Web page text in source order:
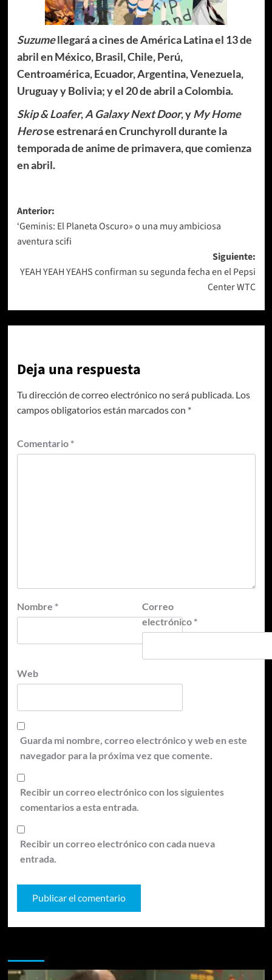
Suzumellegará a cines de América Latina el 13 de
abril en México, Brasil, Chile, Perú,
Centroamérica, Ecuador, Argentina, Venezuela,
Uruguay y Bolivia; y el 20 de abril a Colombia.
Skip & Loafer,A Galaxy Next Door, yMy Home
Herose estrenará en Crunchyroll durante la
temporada de anime de primavera, que comienza
en abril.
Navegación
de
entradas
Anterior:
‘Geminis: El Planeta Oscuro» o una muy ambiciosa
aventura scifi
Siguiente:
YEAH YEAH YEAHS confirman su segunda fecha en el Pepsi
Center WTC
Deja una respuesta
Tu dirección de correo electrónico no será publicada. Los
campos obligatorios están marcados con *
Comentario *
Nombre *
Correo
electrónico *
Web
Guarda mi nombre, correo electrónico y web en este
navegador para la próxima vez que comente.
Recibir un correo electrónico con los siguientes
comentarios a esta entrada.
Recibir un correo electrónico con cada nueva
entrada.